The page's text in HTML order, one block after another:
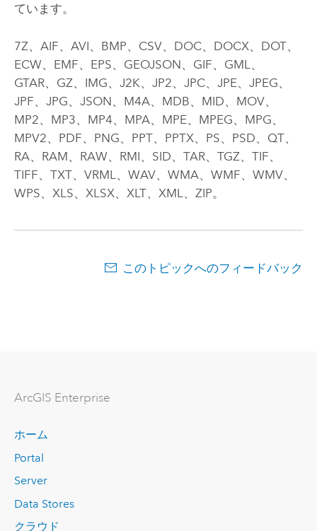
ています。
7Z、AIF、AVI、BMP、CSV、DOC、DOCX、DOT、
ECW、EMF、EPS、GEOJSON、GIF、GML、
GTAR、GZ、IMG、J2K、JP2、JPC、JPE、JPEG、
JPF、JPG、JSON、M4A、MDB、MID、MOV、
MP2、MP3、MP4、MPA、MPE、MPEG、MPG、
MPV2、PDF、PNG、PPT、PPTX、PS、PSD、QT、
RA、RAM、RAW、RMI、SID、TAR、TGZ、TIF、
TIFF、TXT、VRML、WAV、WMA、WMF、WMV、
WPS、XLS、XLSX、XLT、XML、ZIP。
このトピックへのフィードバック
ArcGIS Enterprise
ホーム
Portal
Server
Data Stores
クラウド